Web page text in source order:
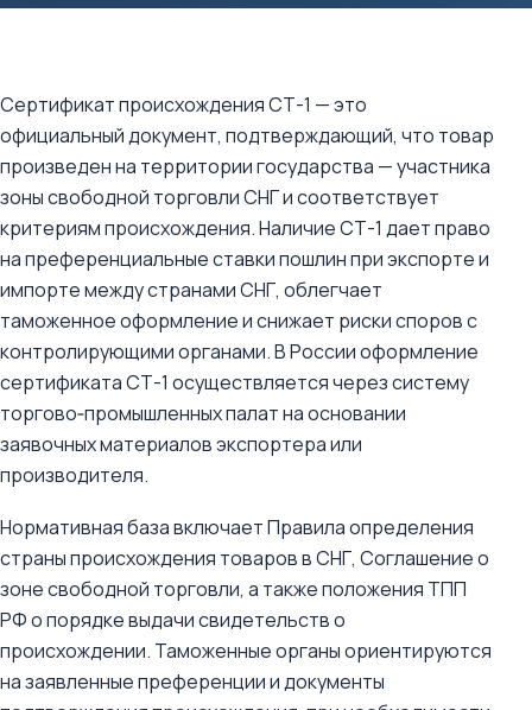
Сертификат происхождения СТ-1 — это
официальный документ, подтверждающий, что товар
произведен на территории государства — участника
зоны свободной торговли СНГ и соответствует
критериям происхождения. Наличие СТ-1 дает право
на преференциальные ставки пошлин при экспорте и
импорте между странами СНГ, облегчает
таможенное оформление и снижает риски споров с
контролирующими органами. В России оформление
сертификата СТ-1 осуществляется через систему
торгово‑промышленных палат на основании
заявочных материалов экспортера или
производителя.
Нормативная база включает Правила определения
страны происхождения товаров в СНГ, Соглашение о
зоне свободной торговли, а также положения ТПП
РФ о порядке выдачи свидетельств о
происхождении. Таможенные органы ориентируются
на заявленные преференции и документы